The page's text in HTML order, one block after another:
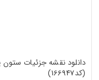
دانلود نقشه جزئیات ستون
(کد166947)